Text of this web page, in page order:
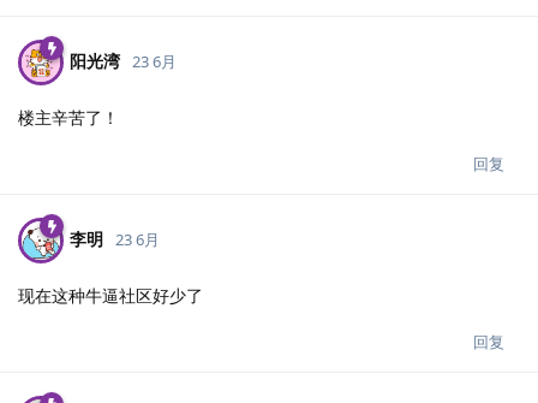
阳光湾 23 6月
楼主辛苦了！
回复
李明 23 6月
现在这种牛逼社区好少了
回复